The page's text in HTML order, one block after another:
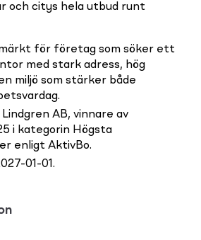
och citys hela utbud runt
för företag som söker ett
med stark adress, hög
miljö som stärker både
AB, vinnare av
i kategorin Högsta
enligt AktivBo.
01-01.